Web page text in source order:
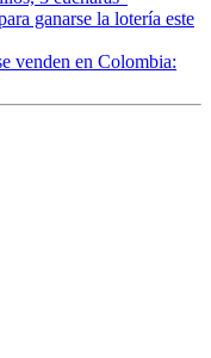
ganarse la lotería este
venden en Colombia: